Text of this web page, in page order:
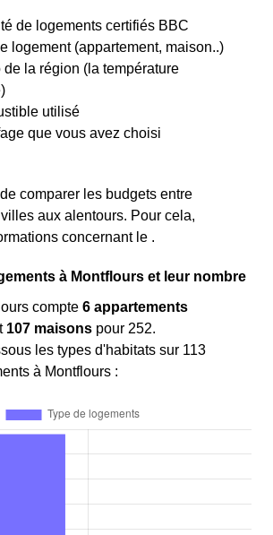
de logements certifiés BBC
logement (appartement, maison..)
de la région (la température
utilisé
que vous avez choisi
de comparer les budgets entre
aux alentours. Pour cela,
concernant le .
à Montflours et leur nombre
compte 6 appartements
107 maisons pour 252.
les types d'habitats sur 113
à Montflours :